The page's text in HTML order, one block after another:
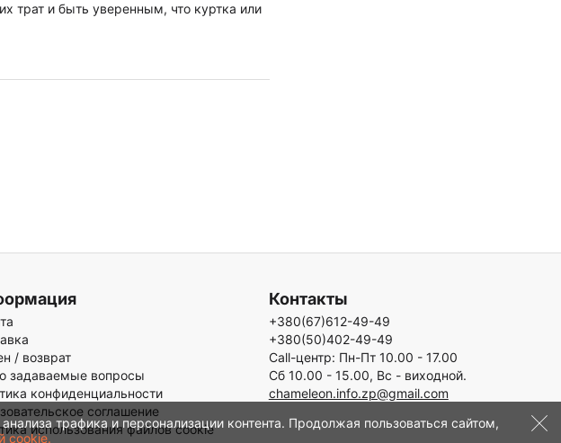
трат и быть уверенным, что куртка или
/ возврат
задаваемые вопросы
конфиденциальности
соглашение
использования файлов cookie
Контакты
+380(67)612-49-49
+380(50)402-49-49
Call-центр: Пн-Пт 10.00 - 17.00
Сб 10.00 - 15.00, Вс - виходной.
chameleon.info.zp@gmail.com
трафика и персонализации контента. Продолжая пользоваться сайтом,
cookie.